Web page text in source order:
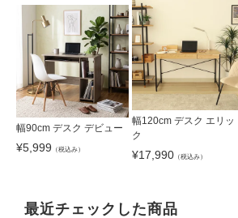
幅90cm デスク デビュー
¥5,999 （税込み）
幅120cm デスク エリッ
ク
¥17,990 （税込み）
最近チェックした商品